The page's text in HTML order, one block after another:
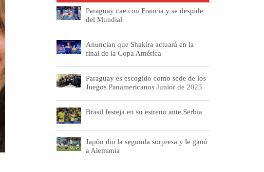
Paraguay cae con Francia y se despide
del Mundial
Anuncian que Shakira actuará en la
final de la Copa América
Paraguay es escogido como sede de los
Juegos Panamericanos Junior de 2025
Brasil festeja en su estreno ante Serbia
Japón dio la segunda sorpresa y le ganó
a Alemania